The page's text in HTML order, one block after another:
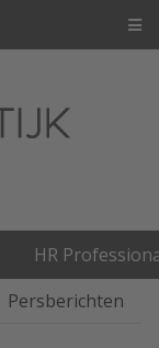
HR
Persberichten